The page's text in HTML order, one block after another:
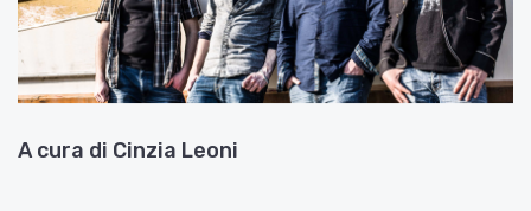
A cura di Cinzia Leoni